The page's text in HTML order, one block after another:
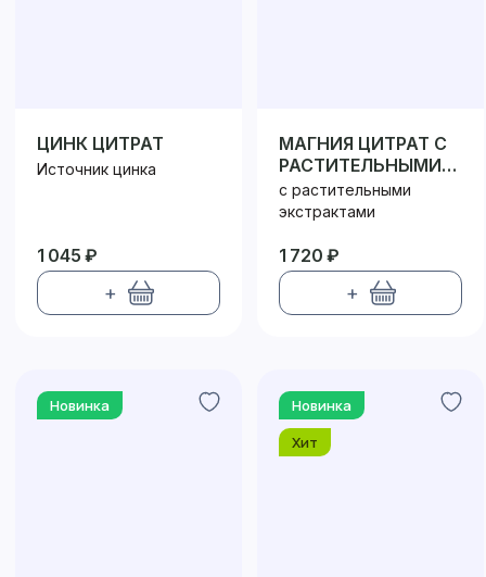
ЦИНК ЦИТРАТ
Источник цинка
1 045 ₽
+
МАГНИЯ ЦИТРАТ С
РАСТИТЕЛЬНЫМИ
ЭКСТРАКТАМИ
с растительными
экстрактами
1 720 ₽
+
Новинка
Новинка
Хит